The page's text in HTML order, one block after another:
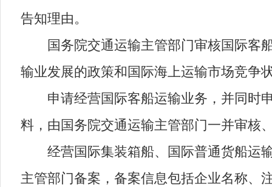
告知理由。
国务院交通运输主管部门审核国际客船
输业发展的政策和国际海上运输市场竞争
申请经营国际客船运输业务，并同时申
料，由国务院交通运输主管部门一并审核
经营国际集装箱船、国际普通货船运输
主管部门备案，备案信息包括企业名称、